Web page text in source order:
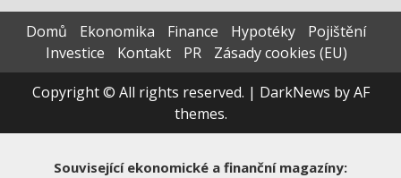
Domů Ekonomika Finance Hypotéky
Pojištění
Investice
Kontakt PR
Zásady cookies (EU)
Copyright © All rights reserved. | DarkNews by AF
themes.
Související ekonomické a finanční magazíny: